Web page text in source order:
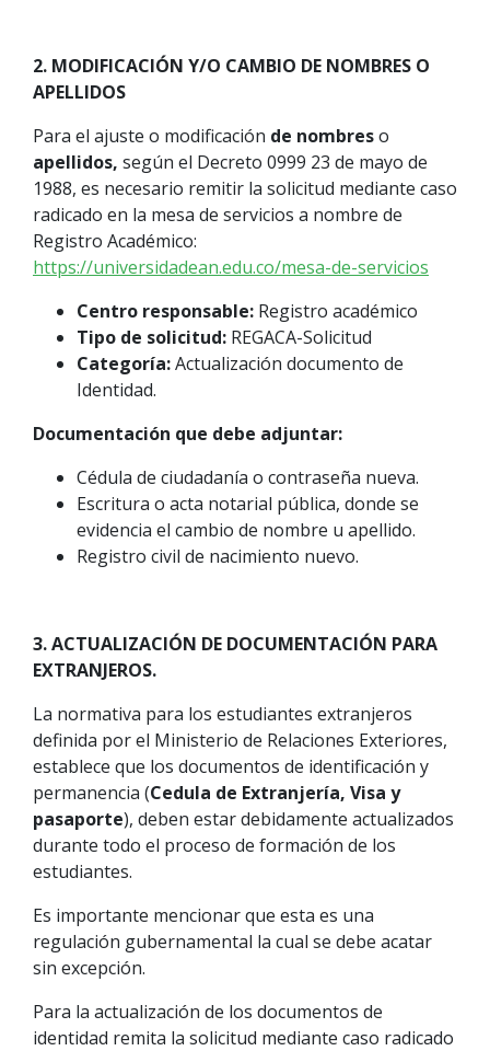
2. MODIFICACIÓN Y/O CAMBIO DE NOMBRES O
APELLIDOS
Para el ajuste o modificación de nombreso
apellidos, según el Decreto 0999 23 de mayo de
1988, es necesario remitir la solicitud mediante caso
radicado en la mesa de servicios a nombre de
Registro Académico:
https://universidadean.edu.co/mesa-de-servicios
Centro responsable: Registro académico
Tipo de solicitud: REGACA-Solicitud
Categoría:Actualización documento de
Identidad.
Documentación que debe adjuntar:
Cédula de ciudadanía o contraseña nueva.
Escritura o acta notarial pública, donde se
evidencia el cambio de nombre u apellido.
Registro civil de nacimiento nuevo.
3. ACTUALIZACIÓN DE DOCUMENTACIÓN PARA
EXTRANJEROS.
La normativa para los estudiantes extranjeros
definida por el Ministerio de Relaciones Exteriores,
establece que los documentos de identificación y
permanencia (Cedula de Extranjería, Visa y
pasaporte), deben estar debidamente actualizados
durante todo el proceso de formación de los
estudiantes.
Es importante mencionar que esta es una
regulación gubernamental la cual se debe acatar
sin excepción.
Para la actualización de los documentos de
identidad remita la solicitud mediante caso radicado